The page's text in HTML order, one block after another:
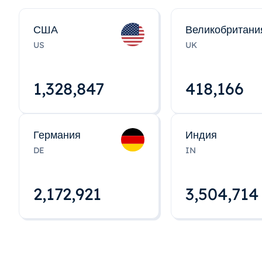
США
US
1,328,848
UK
418,167
Германия
DE
2,172,922
Индия
IN
3,504,715